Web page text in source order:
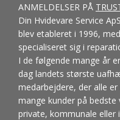
ANMELDELSER PÅ
Din Hvidevare Service
blev etableret i 1996,
specialiseret sig i
I de følgende mange år
dag landets største
medarbejdere, der alle
mange kunder på
private, kommunale eller